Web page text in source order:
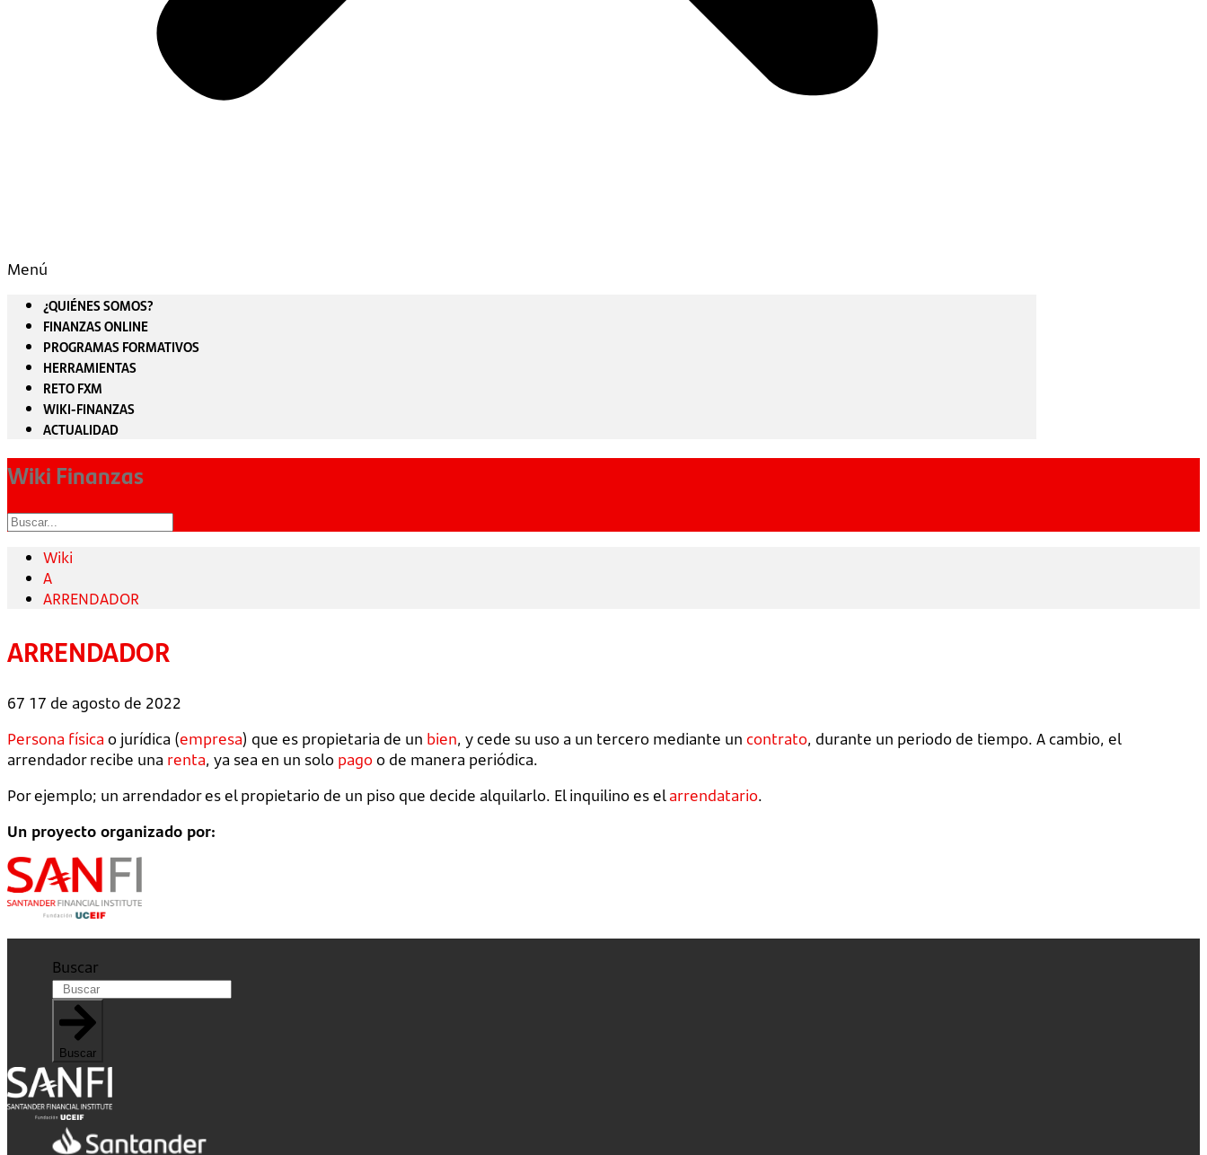
Menú
¿QUIÉNES SOMOS?
FINANZAS ONLINE
PROGRAMAS FORMATIVOS
HERRAMIENTAS
RETO FXM
WIKI-FINANZAS
ACTUALIDAD
Wiki Finanzas
Wiki
A
ARRENDADOR
ARRENDADOR
67 17 de agosto de 2022
Persona física o jurídica (empresa) que es propietaria de un bien, y cede su uso a un tercero mediante un contrato, durante un periodo de tiempo. A cambio, el
arrendador recibe una renta, ya sea en un solo pagoo de manera periódica.
Por ejemplo; un arrendador es el propietario de un piso que decide alquilarlo. El inquilino es elarrendatario.
Un proyecto organizado por:
Buscar
Buscar